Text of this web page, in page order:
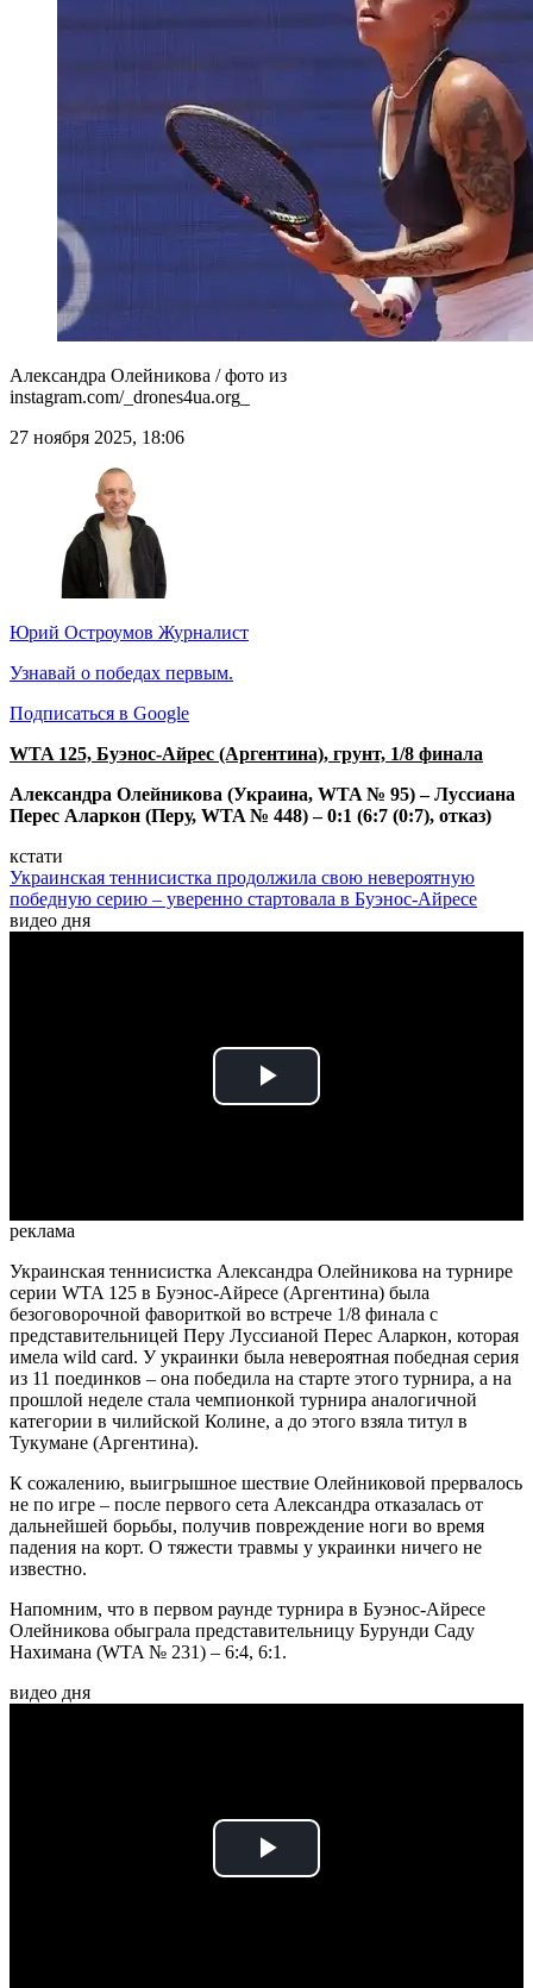
Александра Олейникова / фото из
instagram.com/_drones4ua.org_
27 ноября 2025, 18:06
Юрий Остроумов Журналист
Узнавай о победах первым.
Подписаться в Google
WTA 125, Буэнос-Айрес (Аргентина), грунт, 1/8 финала
Александра Олейникова (Украина, WTA № 95) – Луссиана
Перес Аларкон (Перу, WTA № 448) – 0:1 (6:7 (0:7), отказ)
кстати
Украинская теннисистка продолжила свою невероятную
победную серию – уверенно стартовала в Буэнос-Айресе
видео дня
Play
реклама
Украинская теннисистка Александра Олейникова на турнире
серии WTA 125 в Буэнос-Айресе (Аргентина) была
безоговорочной фавориткой во встрече 1/8 финала с
представительницей Перу Луссианой Перес Аларкон, которая
имела wild card. У украинки была невероятная победная серия
из 11 поединков – она победила на старте этого турнира, а на
прошлой неделе стала чемпионкой турнира аналогичной
категории в чилийской Колине, а до этого взяла титул в
Тукумане (Аргентина).
К сожалению, выигрышное шествие Олейниковой прервалось
не по игре – после первого сета Александра отказалась от
дальнейшей борьбы, получив повреждение ноги во время
падения на корт. О тяжести травмы у украинки ничего не
известно.
Напомним, что в первом раунде турнира в Буэнос-Айресе
Олейникова обыграла представительницу Бурунди Саду
Нахимана (WTA № 231) – 6:4, 6:1.
видео дня
Play